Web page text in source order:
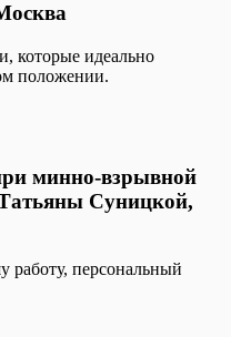
которые идеально
положении.
минно-взрывной
Суницкой,
работу, персональный